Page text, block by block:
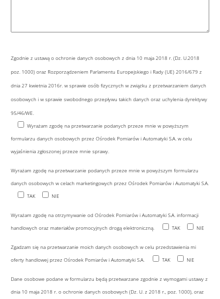
Zgodnie z ustawą o ochronie danych osobowych z dnia 10 maja 2018 r. (Dz. U.2018
poz. 1000) oraz Rozporządzeniem Parlamentu Europejskiego i Rady (UE) 2016/679 z
dnia 27 kwietnia 2016r. w sprawie osób fizycznych w związku z przetwarzaniem danych
osobowych i w sprawie swobodnego przepływu takich danych oraz uchylenia dyrektywy
95/46/WE.
Wyrażam zgodę na przetwarzanie podanych przeze mnie w powyższym
formularzu danych osobowych przez Ośrodek Pomiarów i Automatyki S.A. w celu
wyjaśnienia zgłoszonej przeze mnie sprawy.
Wyrażam zgodę na przetwarzanie podanych przeze mnie w powyższym formularzu
danych osobowych w celach marketingowych przez Ośrodek Pomiarów i Automatyki S.A.
TAK
NIE
Wyrażam zgodę na otrzymywanie od Ośrodek Pomiarów i Automatyki S.A. informacji
handlowych oraz materiałów promocyjnych drogą elektroniczną.
TAK NIE
Zgadzam się na przetwarzanie moich danych osobowych w celu przedstawienia mi
oferty handlowej przez Ośrodek Pomiarów i Automatyki S.A.
TAK NIE
Dane osobowe podane w formularzu będą przetwarzane zgodnie z wymogami ustawy z
dnia 10 maja 2018 r. o ochronie danych osobowych (Dz. U. z 2018 r., poz. 1000), oraz